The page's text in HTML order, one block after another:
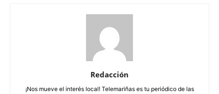
Redacción
¡Nos mueve el interés local! Telemariñas es tu periódico de las